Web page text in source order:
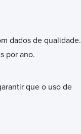
dados de qualidade.
por ano.
que o uso de